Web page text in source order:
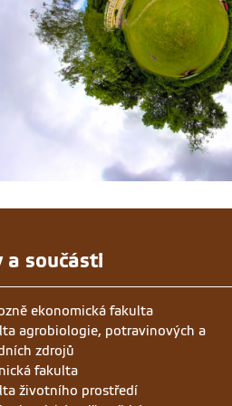
a součásti
ekonomická fakulta
agrobiologie, potravinových a
zdrojů
fakulta
životního prostředí